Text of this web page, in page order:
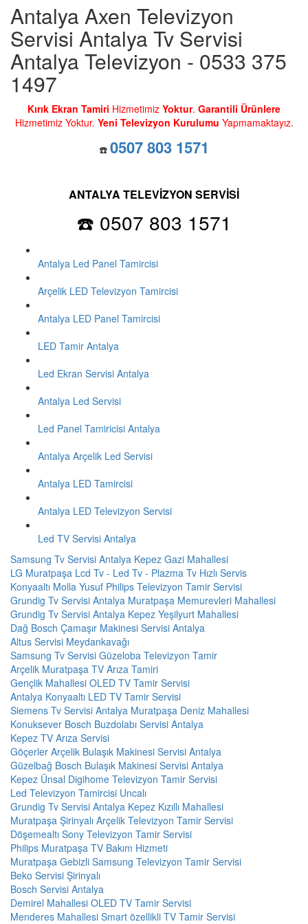
Antalya Axen Televizyon
Servisi Antalya Tv Servisi
Antalya Televizyon - 0533 375
1497
Kırık Ekran Tamiri Hizmetimiz Yoktur. Garantili Ürünlere
Hizmetimiz Yoktur. Yeni Televizyon Kurulumu Yapmamaktayız.
☎️ 0507 803 1571
ANTALYA TELEVİZYON SERVİSİ
☎️ 0507 803 1571
Antalya Led Panel Tamircisi
Arçelik LED Televizyon Tamircisi
Antalya LED Panel Tamircisi
LED Tamir Antalya
Led Ekran Servisi Antalya
Antalya Led Servisi
Led Panel Tamiricisi Antalya
Antalya Arçelik Led Servisi
Antalya LED Tamircisi
Antalya LED Televizyon Servisi
Led TV Servisi Antalya
Samsung Tv Servisi Antalya Kepez Gazi Mahallesi
LG Muratpaşa Lcd Tv - Led Tv - Plazma Tv Hızlı Servis
Konyaaltı Molla Yusuf Philips Televizyon Tamir Servisi
Grundig Tv Servisi Antalya Muratpaşa Memurevleri Mahallesi
Grundig Tv Servisi Antalya Kepez Yeşilyurt Mahallesi
Dağ Bosch Çamaşır Makinesi Servisi Antalya
Altus Servisi Meydankavağı
Samsung Tv Servisi Güzeloba Televizyon Tamir
Arçelik Muratpaşa TV Arıza Tamiri
Gençlik Mahallesi OLED TV Tamir Servisi
Antalya Konyaaltı LED TV Tamir Servisi
Siemens Tv Servisi Antalya Muratpaşa Deniz Mahallesi
Konuksever Bosch Buzdolabı Servisi Antalya
Kepez TV Arıza Servisi
Göçerler Arçelik Bulaşık Makinesi Servisi Antalya
Güzelbağ Bosch Bulaşık Makinesi Servisi Antalya
Kepez Ünsal Digihome Televizyon Tamir Servisi
Led Televizyon Tamircisi Uncalı
Grundig Tv Servisi Antalya Kepez Kızıllı Mahallesi
Muratpaşa Şirinyalı Arçelik Televizyon Tamir Servisi
Döşemealtı Sony Televizyon Tamir Servisi
Philips Muratpaşa TV Bakım Hizmeti
Muratpaşa Gebizli Samsung Televizyon Tamir Servisi
Beko Servisi Şirinyalı
Bosch Servisi Antalya
Demirel Mahallesi OLED TV Tamir Servisi
Menderes Mahallesi Smart özellikli TV Tamir Servisi